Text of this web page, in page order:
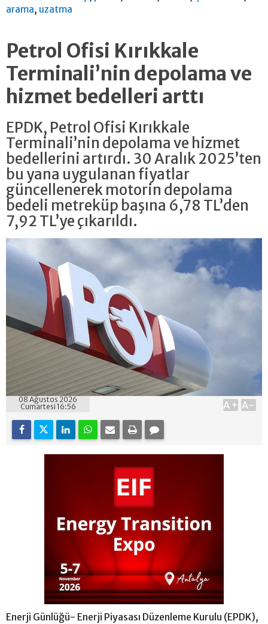
arama, uzatma
Petrol Ofisi Kırıkkale
Terminali’nin depolama ve
hizmet bedelleri arttı
EPDK, Petrol Ofisi Kırıkkale
Terminali’nin depolama ve hizmet
bedellerini artırdı. 30 Aralık 2025’ten
bu yana uygulanan fiyatlar
güncellenerek motorin depolama
bedeli metreküp başına 6,78 TL’den
7,92 TL’ye çıkarıldı.
08 Ağustos 2026
Cumartesi 16:56
A+ A-
Enerji Günlüğü- Enerji Piyasası Düzenleme Kurulu (EPDK),